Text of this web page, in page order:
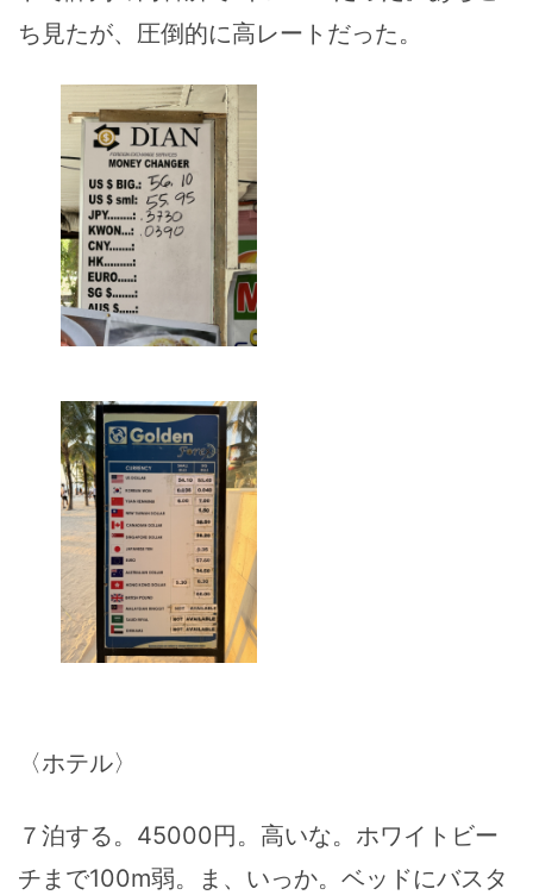
ち見たが、圧倒的に高レートだった。
〈ホテル〉
７泊する。45000円。高いな。ホワイトビー
チまで100m弱。ま、いっか。ベッドにバスタ